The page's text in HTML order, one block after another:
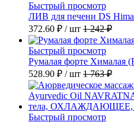
Быстрый просмотр
ЛИВ для печени DS
372.60 ₽ / шт 1 242 ₽
Быстрый просмотр
Румалая форте Хималая
528.90 ₽ / шт 1 763 ₽
Быстрый просмотр